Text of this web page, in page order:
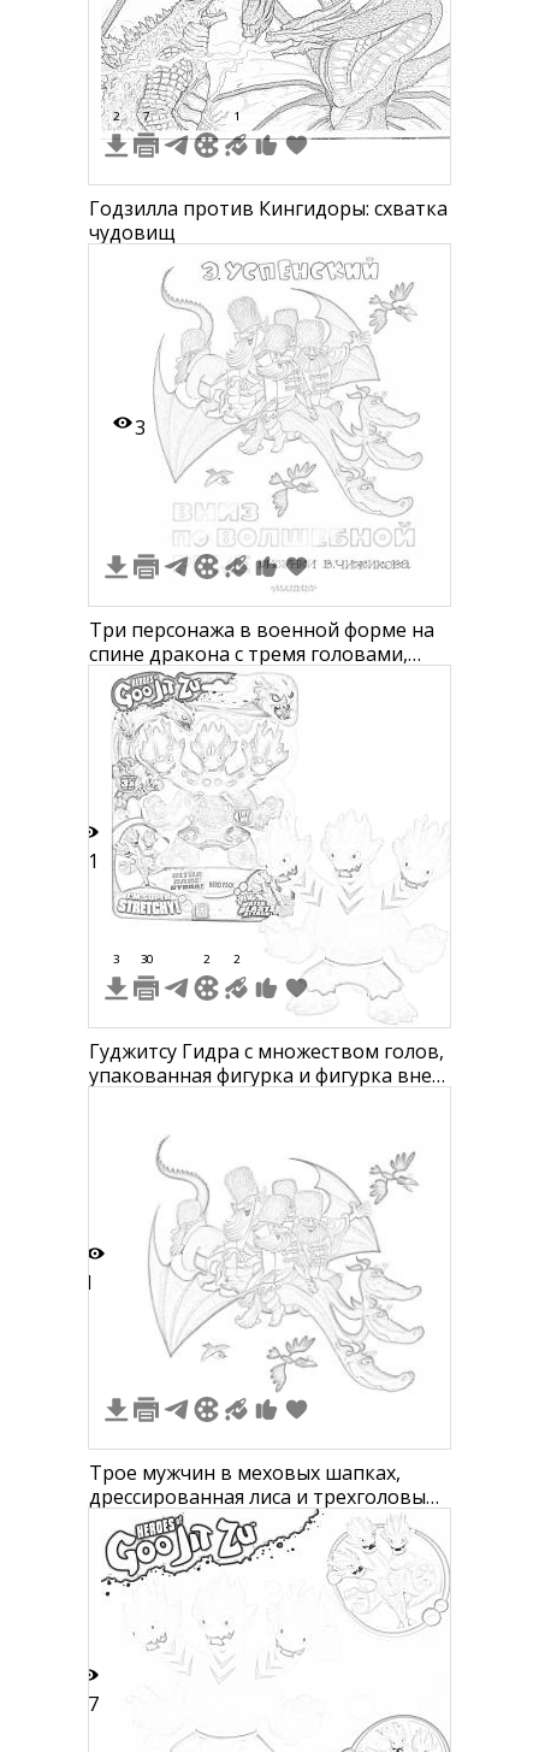
2 7 1
Годзилла против Кингидоры: схватка
чудовищ
3
Три персонажа в военной форме на
спине дракона с тремя головами,
птицы, название книги "Вниз по
волшебной реке"
51
3 30 2 2
Гуджитсу Гидра с множеством голов,
упакованная фигурка и фигурка вне
1
Трое мужчин в меховых шапках,
дрессированная лиса и трехголовый
дракон в центре, три летящие птицы
на жёлтом фоне
17